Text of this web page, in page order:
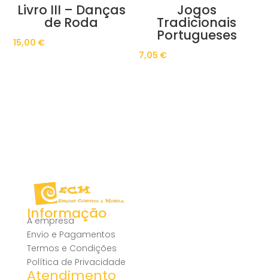
Livro III – Danças
de Roda
15,00 €
Jogos
Tradicionais
Portugueses
7,05 €
Informação
A empresa
Envio e Pagamentos
Termos e Condições
Política de Privacidade
Atendimento